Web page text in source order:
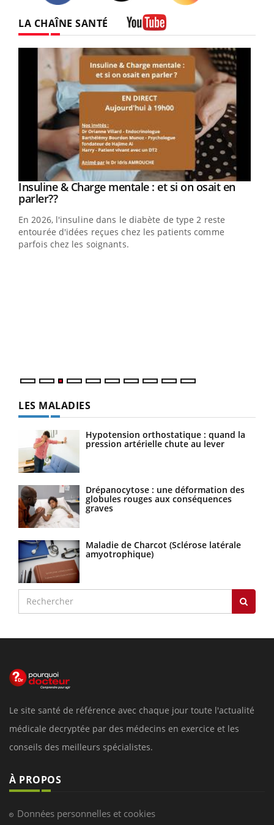
LA CHAÎNE SANTÉ
Youtube
Insuline & Charge mentale : et si on osait en
parler??Youtube
En 2026, l'insuline dans le diabète de type 2 reste
entourée d'idées reçues chez les patients comme
parfois chez les soignants.
LES MALADIES
Hypotension orthostatique : quand la
pression artérielle chute au lever
Drépanocytose : une déformation des
globules rouges aux conséquences
graves
Maladie de Charcot (Sclérose latérale
amyotrophique)
Le site santé de référence avec chaque jour toute l'actualité
médicale decryptée par des médecins en exercice et les
conseils des meilleurs spécialistes.
À PROPOS
Données personnelles et cookies